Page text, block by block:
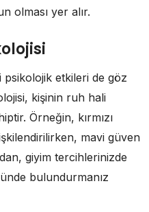
olması yer alır.
etkileri de göz
kişinin ruh hali
Örneğin, kırmızı
mavi güven
giyim tercihlerinizde
bulundurmanız